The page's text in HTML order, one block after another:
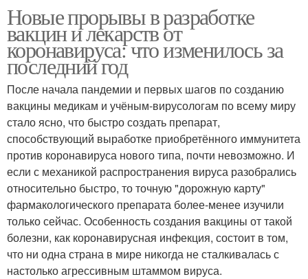
Новые прорывы в разработке
вакцин и лекарств от
коронавируса: что изменилось за
последний год
После начала пандемии и первых шагов по созданию
вакцины медикам и учёным-вирусологам по всему миру
стало ясно, что быстро создать препарат,
способствующий выработке приобретённого иммунитета
против коронавируса нового типа, почти невозможно. И
если с механикой распространения вируса разобрались
относительно быстро, то точную "дорожную карту"
фармакологического препарата более-менее изучили
только сейчас. Особенность создания вакцины от такой
болезни, как коронавирусная инфекция, состоит в том,
что ни одна страна в мире никогда не сталкивалась с
настолько агрессивным штаммом вируса.